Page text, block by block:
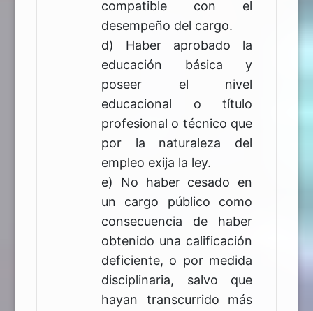
compatible con el
desempeño del cargo.
d) Haber aprobado la
educación básica y
poseer el nivel
educacional o título
profesional o técnico que
por la naturaleza del
empleo exija la ley.
e) No haber cesado en
un cargo público como
consecuencia de haber
obtenido una calificación
deficiente, o por medida
disciplinaria, salvo que
hayan transcurrido más